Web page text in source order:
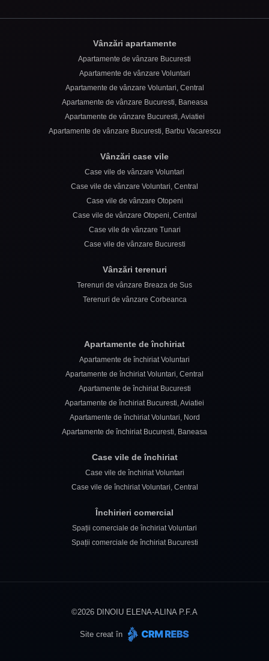
Vânzări apartamente
Apartamente de vânzare Bucuresti
Apartamente de vânzare Voluntari
Apartamente de vânzare Voluntari, Central
Apartamente de vânzare Bucuresti, Baneasa
Apartamente de vânzare Bucuresti, Aviatiei
Apartamente de vânzare Bucuresti, Barbu Vacarescu
Vânzări case vile
Case vile de vânzare Voluntari
Case vile de vânzare Voluntari, Central
Case vile de vânzare Otopeni
Case vile de vânzare Otopeni, Central
Case vile de vânzare Tunari
Case vile de vânzare Bucuresti
Vânzări terenuri
Terenuri de vânzare Breaza de Sus
Terenuri de vânzare Corbeanca
Apartamente de închiriat
Apartamente de închiriat Voluntari
Apartamente de închiriat Voluntari, Central
Apartamente de închiriat Bucuresti
Apartamente de închiriat Bucuresti, Aviatiei
Apartamente de închiriat Voluntari, Nord
Apartamente de închiriat Bucuresti, Baneasa
Case vile de închiriat
Case vile de închiriat Voluntari
Case vile de închiriat Voluntari, Central
Închirieri comercial
Spații comerciale de închiriat Voluntari
Spații comerciale de închiriat Bucuresti
©2026 DINOIU ELENA-ALINA P.F.A
Site creat în